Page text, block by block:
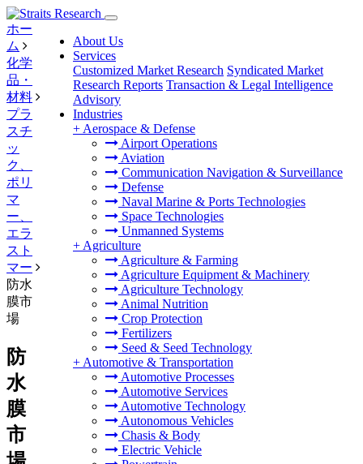
About Us
Services
Customized Market Research Syndicated Market
Research Reports Transaction & Legal Intelligence
Advisory
Industries
+ Aerospace & Defense
Airport Operations
Aviation
Communication Navigation & Surveillance
Defense
Naval Marine & Ports Technologies
Space Technologies
Unmanned Systems
+ Agriculture
Agriculture & Farming
Agriculture Equipment & Machinery
Agriculture Technology
Animal Nutrition
Crop Protection
Fertilizers
Seed & Seed Technology
+ Automotive & Transportation
Automotive Processes
Automotive Services
Automotive Technology
Autonomous Vehicles
Chasis & Body
Electric Vehicle
ホー
ム
化学
品・
材料
プラ
スチ
ッ
ク、
ポリ
マ
ー、
エラ
スト
マー
防水
膜市
場
防
水
膜
市